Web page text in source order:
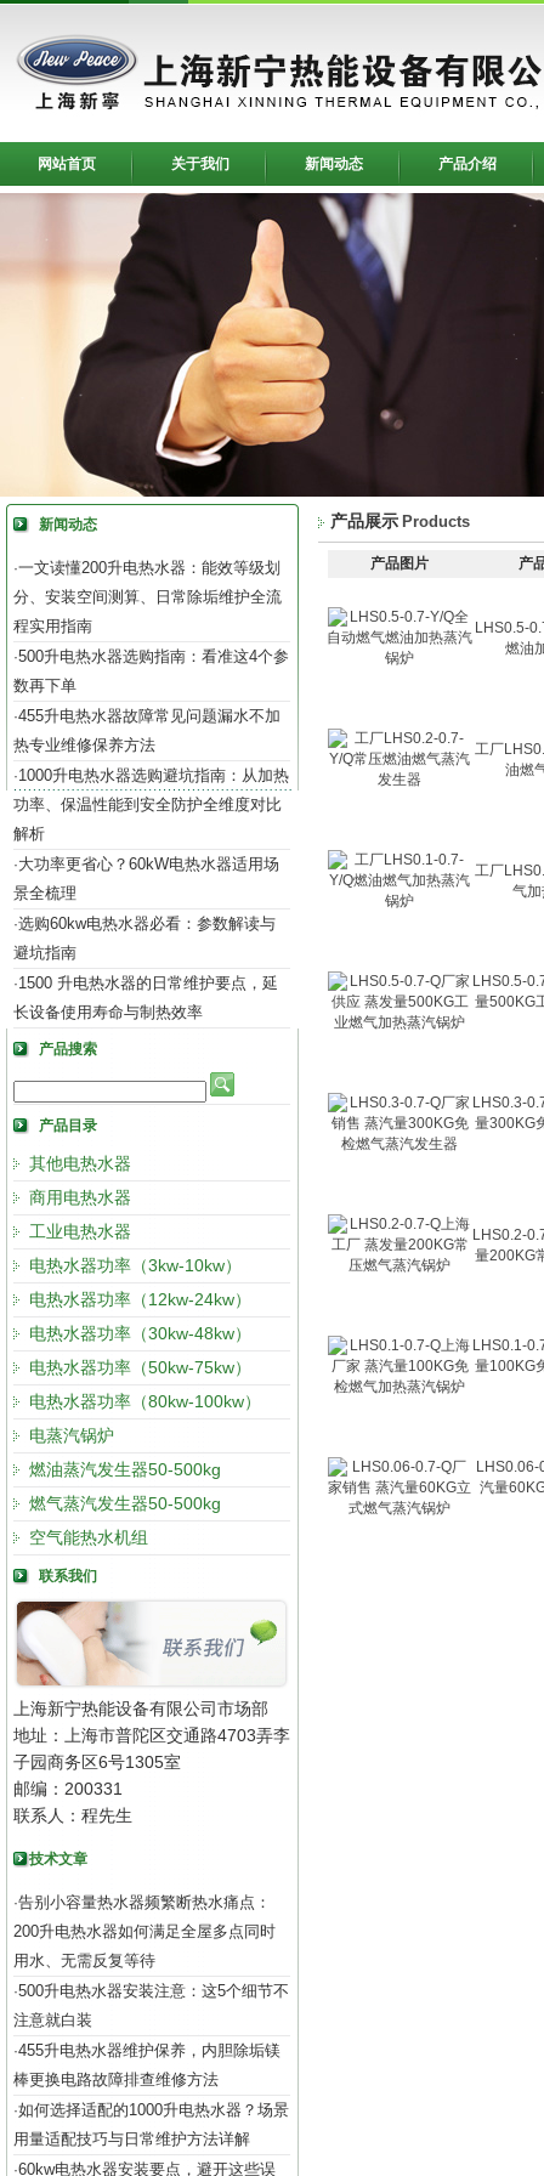
网站首页 关于我们 新闻动态 产品介绍
新闻动态
·一文读懂200升电热水器：能效等级划
分、安装空间测算、日常除垢维护全流
程实用指南
·500升电热水器选购指南：看准这4个参
数再下单
·455升电热水器故障常见问题漏水不加
热专业维修保养方法
·1000升电热水器选购避坑指南：从加热
功率、保温性能到安全防护全维度对比
解析
·大功率更省心？60kW电热水器适用场
景全梳理
·选购60kw电热水器必看：参数解读与
避坑指南
·1500 升电热水器的日常维护要点，延
长设备使用寿命与制热效率
产品搜索
产品目录
其他电热水器
商用电热水器
工业电热水器
电热水器功率（3kw-10kw）
电热水器功率（12kw-24kw）
电热水器功率（30kw-48kw）
电热水器功率（50kw-75kw）
电热水器功率（80kw-100kw）
电蒸汽锅炉
燃油蒸汽发生器50-500kg
燃气蒸汽发生器50-500kg
空气能热水机组
联系我们
上海新宁热能设备有限公司市场部
地址：上海市普陀区交通路4703弄李
子园商务区6号1305室
邮编：200331
联系人：程先生
技术文章
·告别小容量热水器频繁断热水痛点：
200升电热水器如何满足全屋多点同时
用水、无需反复等待
·500升电热水器安装注意：这5个细节不
注意就白装
·455升电热水器维护保养，内胆除垢镁
棒更换电路故障排查维修方法
·如何选择适配的1000升电热水器？场景
用量适配技巧与日常维护方法详解
·60kw电热水器安装要点，避开这些误
产品展示 Products
产品图片 产
LHS0.5-
燃油
工厂
油燃
工厂
气
LHS0.5-
量500KG
LHS0.3-
量300KG
LHS0.2-
量200KG
LHS0.1-
量100KG
LHS0.06-
汽量